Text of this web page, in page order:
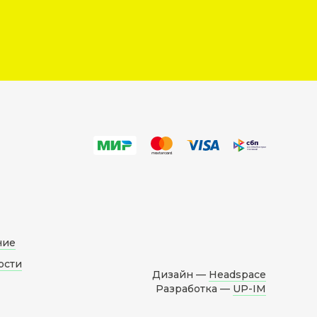
Дизайн — Headspace
Разработка — UP-IM